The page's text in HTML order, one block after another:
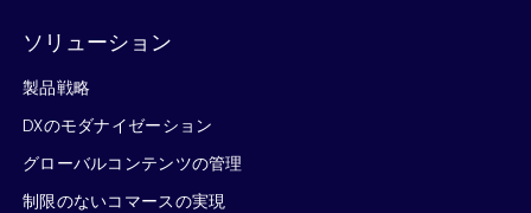
ソリューション
製品戦略
DXのモダナイゼーション
グローバルコンテンツの管理
制限のないコマースの実現